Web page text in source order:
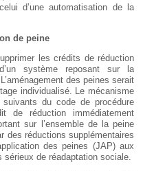
d’une automatisation de la
de peine
les crédits de réduction
système reposant sur la
des peines serait
individualisé. Le mécanisme
du code de procédure
de réduction immédiatement
sur l’ensemble de la peine
des réductions supplémentaires
des peines (JAP) aux
de réadaptation sociale.